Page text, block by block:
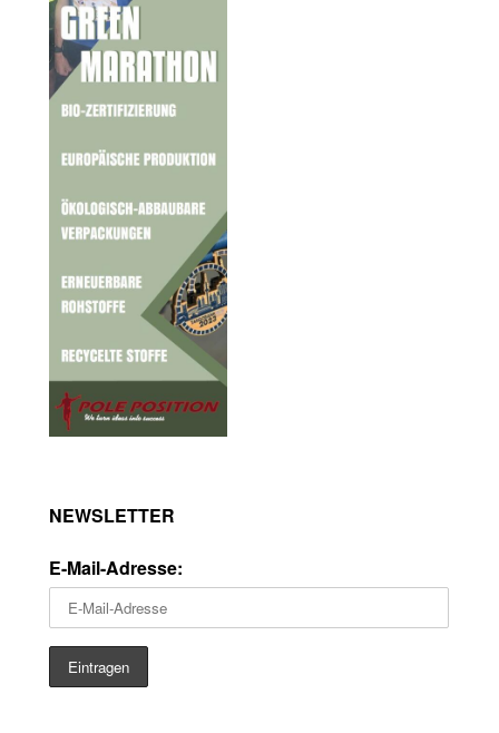
NEWSLETTER
E-Mail-Adresse: